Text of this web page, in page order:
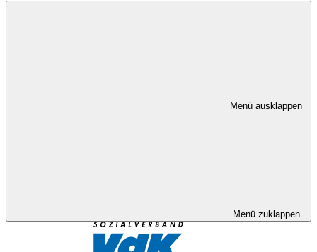
Menü ausklappen
Menü zuklappen